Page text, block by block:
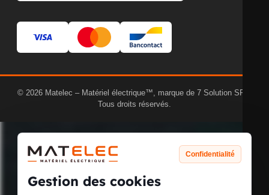
© 2026 Matelec – Matériel électrique™, marque de 7 Solution SRL.
Tous droits réservés.
Confidentialité
Gestion des cookies